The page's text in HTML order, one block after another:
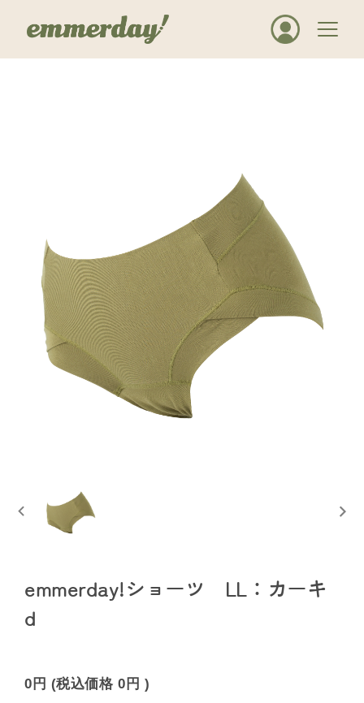
emmerday!ショーツ LL：カーキ
d
0円 (税込価格0円 )